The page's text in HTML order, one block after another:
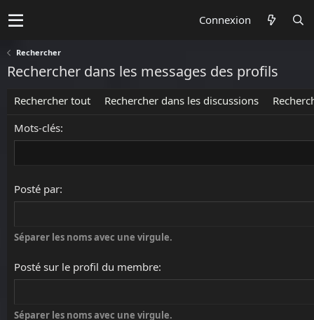
Connexion
Rechercher
Rechercher dans les messages des profils
Rechercher tout Rechercher dans les discussions
Mots-clés
Posté par
Séparer les noms avec une virgule.
Posté sur le profil du membre
Séparer les noms avec une virgule.